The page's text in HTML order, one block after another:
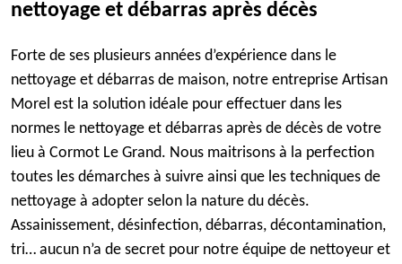
nettoyage et débarras après décès
Forte de ses plusieurs années d’expérience dans le
nettoyage et débarras de maison, notre entreprise Artisan
Morel est la solution idéale pour effectuer dans les
normes le nettoyage et débarras après de décès de votre
lieu à Cormot Le Grand. Nous maitrisons à la perfection
toutes les démarches à suivre ainsi que les techniques de
nettoyage à adopter selon la nature du décès.
Assainissement, désinfection, débarras, décontamination,
tri… aucun n’a de secret pour notre équipe de nettoyeur et